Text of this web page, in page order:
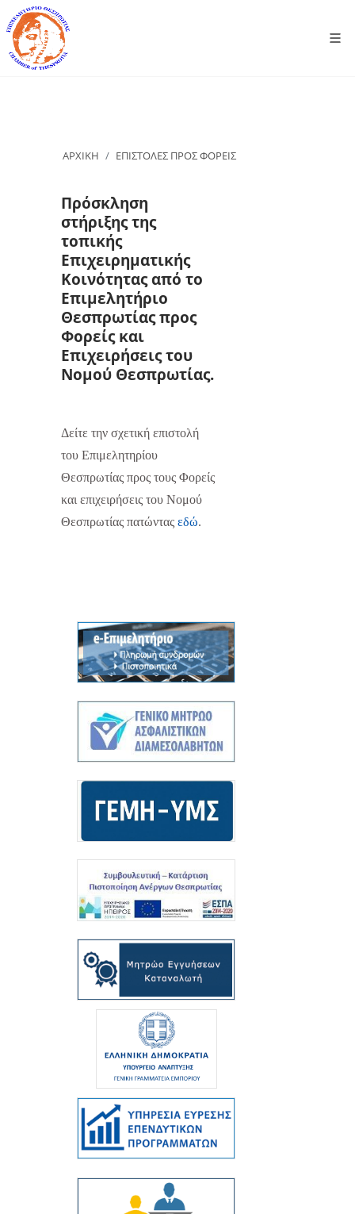
ΑΡΧΙΚΗ ΕΠΙΣΤΟΛΕΣ ΠΡΟΣ ΦΟΡΕΙΣ
Πρόσκληση
στήριξης της
τοπικής
Επιχειρηματικής
Κοινότητας από το
Επιμελητήριο
Θεσπρωτίας προς
Φορείς και
Επιχειρήσεις του
Νομού Θεσπρωτίας.
Δείτε την σχετική επιστολή
του Επιμελητηρίου
Θεσπρωτίας προς τους Φορείς
και επιχειρήσεις του Νομού
Θεσπρωτίας πατώντας εδώ.